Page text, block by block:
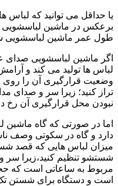
یا حداقل می توانید که
برعکس در ماشین لباسشویی
طول عمر ماشین لباسشویی
اگر ماشین لباسشویی
لباس ها تولید می کند و
وضعیت قرارگیری آن را روی
تراز کنید؛ زیرا سر و صدای
نبودن محل قرارگیری آن رخ
اما در صورتی که گاه
دارد و گاه در سکوتی وصف
میزان لباس هایی که قصد
شستشو تنظیم کنید،زیرا سر
مربوط به ساعاتی است که
است و دستگاه برای شستن